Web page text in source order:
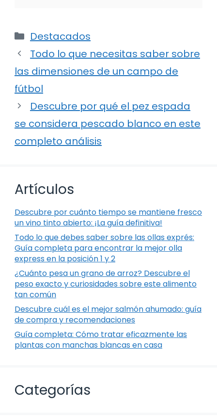
Categorías
Destacados
Todo lo que necesitas saber sobre
las dimensiones de un campo de
fútbol
Descubre por qué el pez espada
se considera pescado blanco en este
completo análisis
Artículos
Descubre por cuánto tiempo se mantiene fresco
un vino tinto abierto: ¡La guía definitiva!
Todo lo que debes saber sobre las ollas exprés:
Guía completa para encontrar la mejor olla
express en la posición 1 y 2
¿Cuánto pesa un grano de arroz? Descubre el
peso exacto y curiosidades sobre este alimento
tan común
Descubre cuál es el mejor salmón ahumado: guía
de compra y recomendaciones
Guía completa: Cómo tratar eficazmente las
plantas con manchas blancas en casa
Categorías